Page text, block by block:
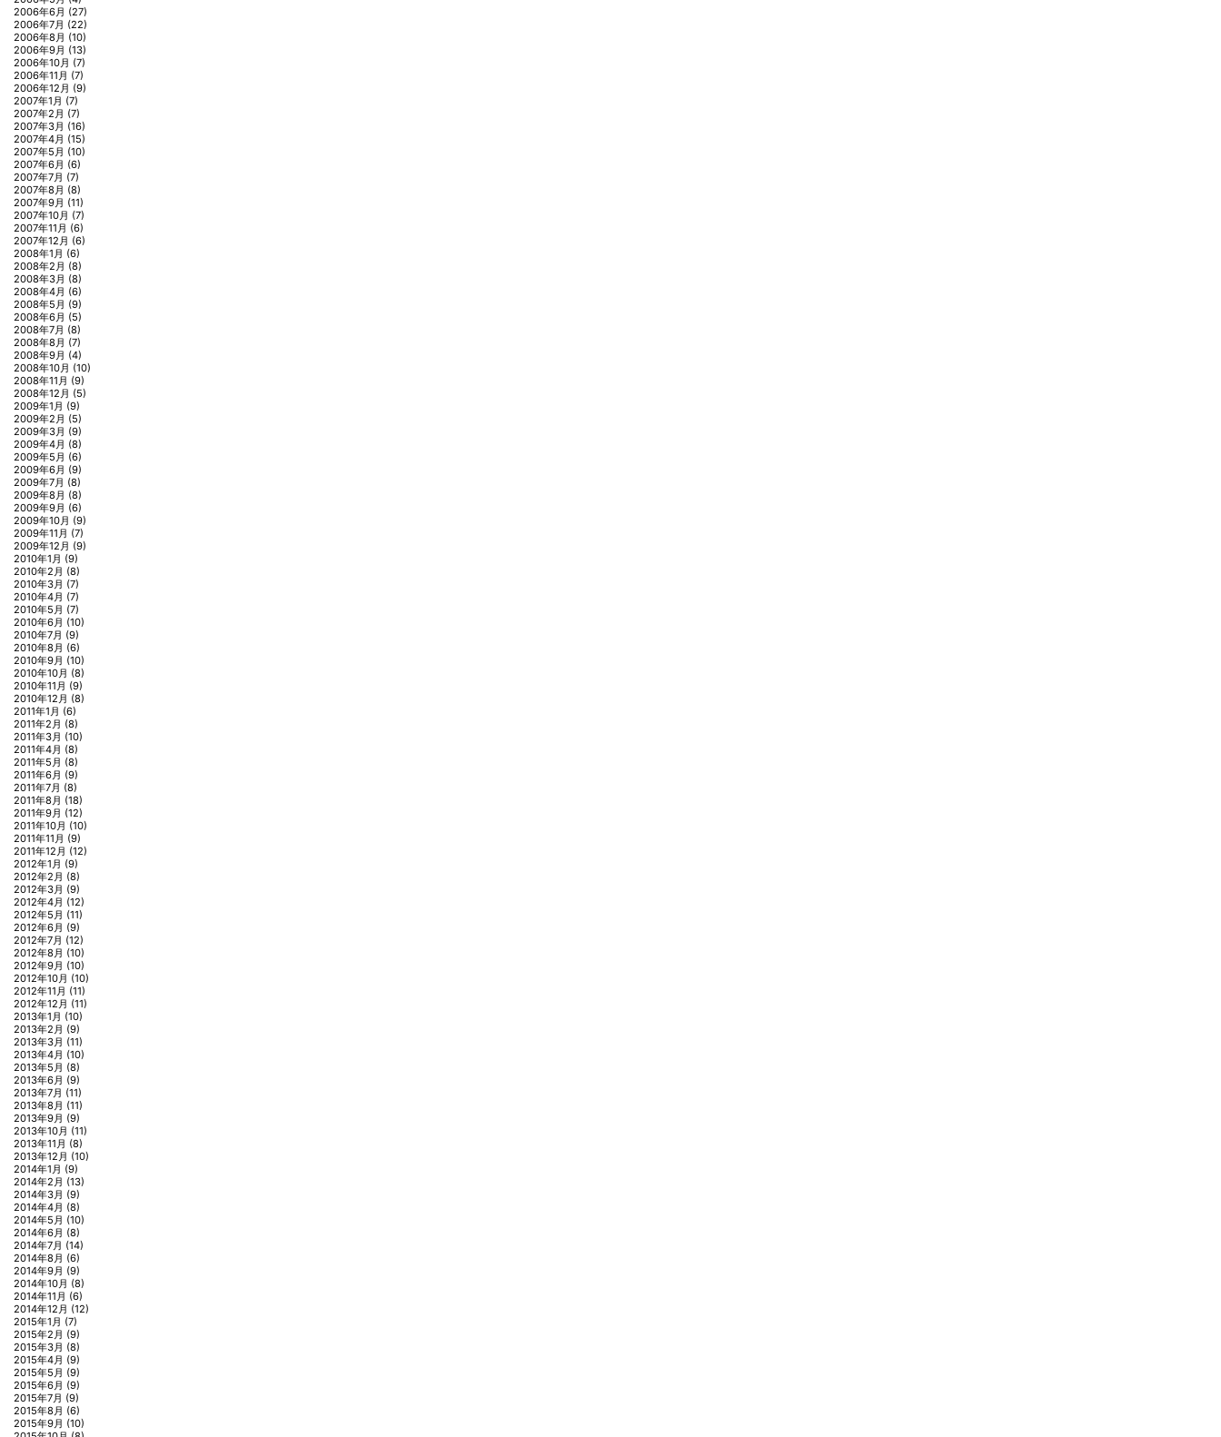
2006年6月 (27)
2006年7月 (22)
2006年8月 (10)
2006年9月 (13)
2006年10月 (7)
2006年11月 (7)
2006年12月 (9)
2007年1月 (7)
2007年2月 (7)
2007年3月 (16)
2007年4月 (15)
2007年5月 (10)
2007年6月 (6)
2007年7月 (7)
2007年8月 (8)
2007年9月 (11)
2007年10月 (7)
2007年11月 (6)
2007年12月 (6)
2008年1月 (6)
2008年2月 (8)
2008年3月 (8)
2008年4月 (6)
2008年5月 (9)
2008年6月 (5)
2008年7月 (8)
2008年8月 (7)
2008年9月 (4)
2008年10月 (10)
2008年11月 (9)
2008年12月 (5)
2009年1月 (9)
2009年2月 (5)
2009年3月 (9)
2009年4月 (8)
2009年5月 (6)
2009年6月 (9)
2009年7月 (8)
2009年8月 (8)
2009年9月 (6)
2009年10月 (9)
2009年11月 (7)
2009年12月 (9)
2010年1月 (9)
2010年2月 (8)
2010年3月 (7)
2010年4月 (7)
2010年5月 (7)
2010年6月 (10)
2010年7月 (9)
2010年8月 (6)
2010年9月 (10)
2010年10月 (8)
2010年11月 (9)
2010年12月 (8)
2011年1月 (6)
2011年2月 (8)
2011年3月 (10)
2011年4月 (8)
2011年5月 (8)
2011年6月 (9)
2011年7月 (8)
2011年8月 (18)
2011年9月 (12)
2011年10月 (10)
2011年11月 (9)
2011年12月 (12)
2012年1月 (9)
2012年2月 (8)
2012年3月 (9)
2012年4月 (12)
2012年5月 (11)
2012年6月 (9)
2012年7月 (12)
2012年8月 (10)
2012年9月 (10)
2012年10月 (10)
2012年11月 (11)
2012年12月 (11)
2013年1月 (10)
2013年2月 (9)
2013年3月 (11)
2013年4月 (10)
2013年5月 (8)
2013年6月 (9)
2013年7月 (11)
2013年8月 (11)
2013年9月 (9)
2013年10月 (11)
2013年11月 (8)
2013年12月 (10)
2014年1月 (9)
2014年2月 (13)
2014年3月 (9)
2014年4月 (8)
2014年5月 (10)
2014年6月 (8)
2014年7月 (14)
2014年8月 (6)
2014年9月 (9)
2014年10月 (8)
2014年11月 (6)
2014年12月 (12)
2015年1月 (7)
2015年2月 (9)
2015年3月 (8)
2015年4月 (9)
2015年5月 (9)
2015年6月 (9)
2015年7月 (9)
2015年8月 (6)
2015年9月 (10)